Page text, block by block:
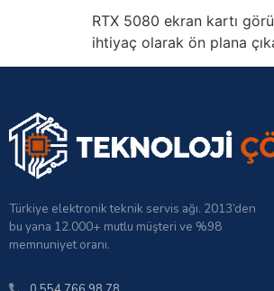
RTX 5080 ekran kartı
ihtiyaç olarak ön plana
Türkiye elektronik teknik servis ağı. 2013’den
bu yana 12.000+ mutlu müşteri ve %98
memnuniyet oranı.